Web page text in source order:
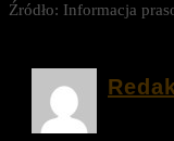
Źródło: Informacja